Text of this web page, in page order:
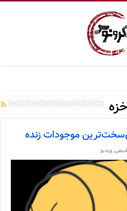
موجودات زنده
,ویدیو